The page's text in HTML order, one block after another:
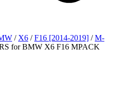
/ X6 /F16 [2014-2019] /M-
for BMW X6 F16 MPACK